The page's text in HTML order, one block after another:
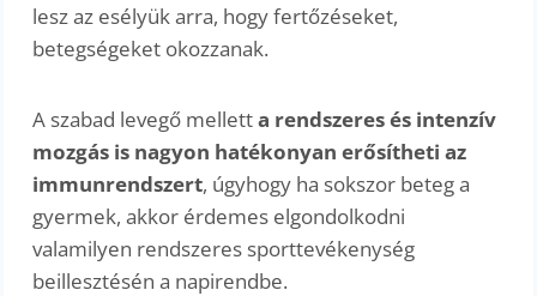
lesz az esélyük arra, hogy fertőzéseket,
betegségeket okozzanak.
A szabad levegő melletta rendszeres és intenzív
mozgás is nagyon hatékonyan erősítheti az
immunrendszert, úgyhogy ha sokszor beteg a
gyermek, akkor érdemes elgondolkodni
valamilyen rendszeres sporttevékenység
beillesztésén a napirendbe.